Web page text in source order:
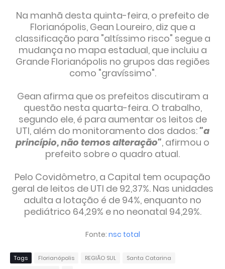
Na manhã desta quinta-feira, o prefeito de
Florianópolis, Gean Loureiro, diz que a
classificação para "altíssimo risco" segue a
mudança no mapa estadual, que incluiu a
Grande Florianópolis no grupos das regiões
como "gravíssimo".
Gean afirma que os prefeitos discutiram a
questão nesta quarta-feira. O trabalho,
segundo ele, é para aumentar os leitos de
UTI, além do monitoramento dos dados:"a
princípio, não temos alteração", afirmou o
prefeito sobre o quadro atual.
Pelo Covidômetro, a Capital tem ocupação
geral de leitos de UTI de 92,37%. Nas unidades
adulta a lotação é de 94%, enquanto no
pediátrico 64,29% e no neonatal 94,29%.
Fonte: nsc total
Tags Florianópolis REGIÃO SUL
Santa Catarina